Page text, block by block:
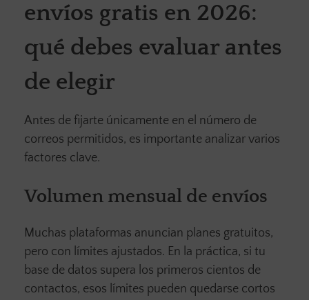
envíos gratis en 2026:
qué debes evaluar antes
de elegir
Antes de fijarte únicamente en el número de
correos permitidos, es importante analizar varios
factores clave.
Volumen mensual de envíos
Muchas plataformas anuncian planes gratuitos,
pero con límites ajustados. En la práctica, si tu
base de datos supera los primeros cientos de
contactos, esos límites pueden quedarse cortos